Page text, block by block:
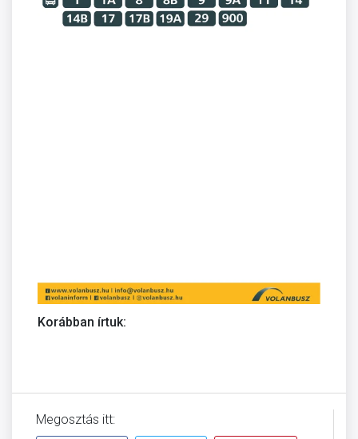
Korábban írtuk:
Megosztás itt: